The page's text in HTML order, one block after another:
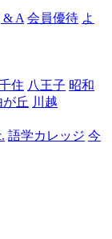
& A 会員優待 よ
住 八王子 昭和
が丘 川越
語学カレッジ 今